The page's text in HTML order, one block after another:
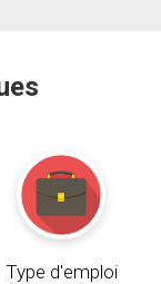
Type d'emploi